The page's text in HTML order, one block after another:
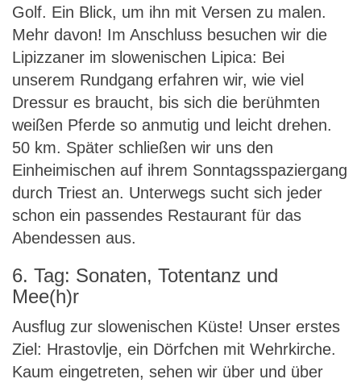
Golf. Ein Blick, um ihn mit Versen zu malen.
Mehr davon! Im Anschluss besuchen wir die
Lipizzaner im slowenischen Lipica: Bei
unserem Rundgang erfahren wir, wie viel
Dressur es braucht, bis sich die berühmten
weißen Pferde so anmutig und leicht drehen.
50 km. Später schließen wir uns den
Einheimischen auf ihrem Sonntagsspaziergang
durch Triest an. Unterwegs sucht sich jeder
schon ein passendes Restaurant für das
Abendessen aus.
6. Tag: Sonaten, Totentanz und
Mee(h)r
Ausflug zur slowenischen Küste! Unser erstes
Ziel: Hrastovlje, ein Dörfchen mit Wehrkirche.
Kaum eingetreten, sehen wir über und über